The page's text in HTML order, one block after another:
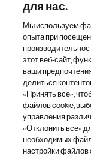
Другие сайты
Footer Site Search
Footer
Bottom
Политика
для нас.
Мы используем
опыта при
этот веб-сайт,
ваши
делиться
«Принять все»,
файлов cookie,
управления
«Отклонить все»
необходимых
настройки